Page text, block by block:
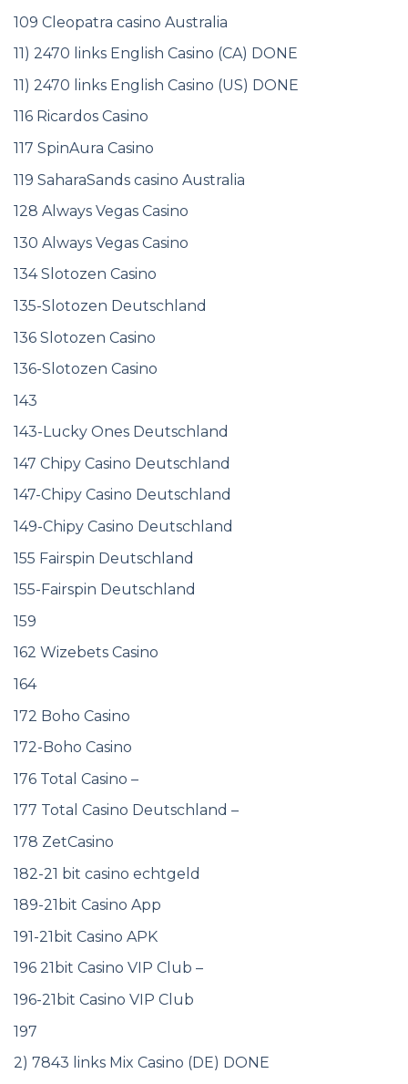
109 Cleopatra casino Australia
11) 2470 links English Casino (CA) DONE
11) 2470 links English Casino (US) DONE
116 Ricardos Casino
117 SpinAura Casino
119 SaharaSands casino Australia
128 Always Vegas Casino
130 Always Vegas Casino
134 Slotozen Casino
135-Slotozen Deutschland
136 Slotozen Casino
136-Slotozen Casino
143
143-Lucky Ones Deutschland
147 Chipy Casino Deutschland
147-Chipy Casino Deutschland
149-Chipy Casino Deutschland
155 Fairspin Deutschland
155-Fairspin Deutschland
159
162 Wizebets Casino
164
172 Boho Casino
172-Boho Casino
176 Total Casino –
177 Total Casino Deutschland –
178 ZetCasino
182-21 bit casino echtgeld
189-21bit Casino App
191-21bit Casino APK
196 21bit Casino VIP Club –
196-21bit Casino VIP Club
197
2) 7843 links Mix Casino (DE) DONE